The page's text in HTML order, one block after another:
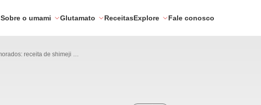
Sobre o umami Glutamato ReceitasExplore Fale conosco
Dia dos Namorados: receita de shimeji na manteiga é ideal para uma noite romântica e aconchegante